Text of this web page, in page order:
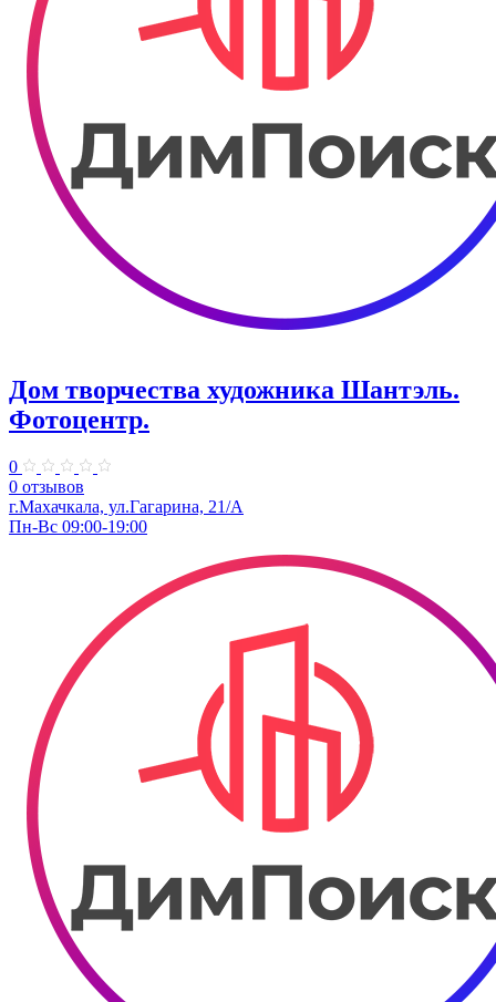
Дом творчества художника Шантэль.
Фотоцентр.
0
0 отзывов
г.Махачкала, ул.Гагарина, 21/А
Пн-Вс 09:00-19:00